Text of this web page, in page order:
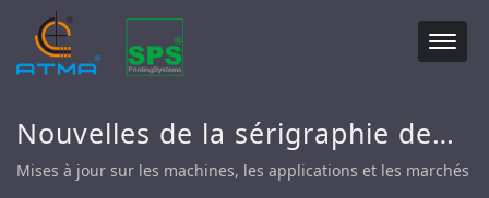
Nouvelles de la sérigraphie de
ATMA
Mises à jour sur les machines, les applications et les marchés